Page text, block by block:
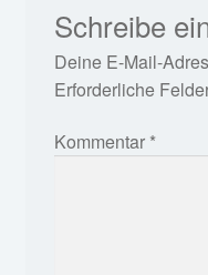
Schreibe
Deine E-Mail-
Erforderliche
Kommentar *